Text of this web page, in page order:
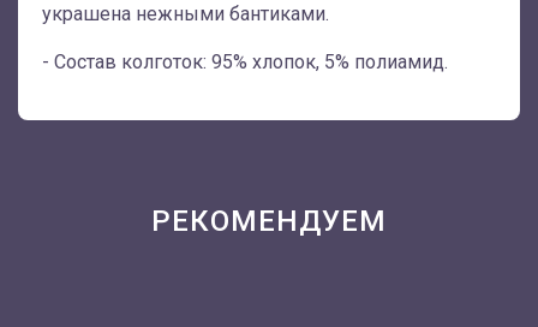
украшена нежными бантиками.
- Состав колготок: 95% хлопок, 5% полиамид.
РЕКОМЕНДУЕМ